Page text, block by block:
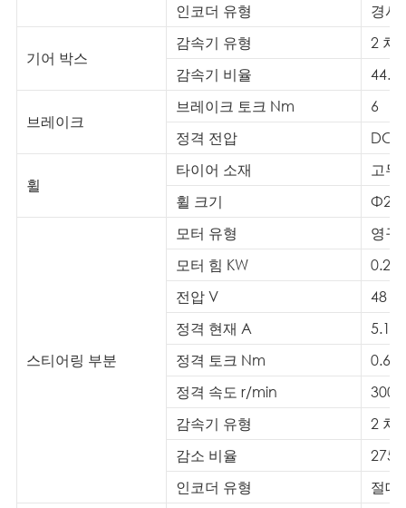
인코더 유형
경사
기어 박스
감속기 유형
2 차
감속기 비율
브레이크
브레이크 토크 Nm
6
정격 전압
휠
타이어 소재
고무
휠 크기
스티어링 부분
모터 유형
영구
모터 힘 KW
0.2
전압 V
48
정격 현재 A
5.1
정격 토크 Nm
0.64
정격 속도 r/min
3000
감속기 유형
2 차
감소 비율
275:1
인코더 유형
절대